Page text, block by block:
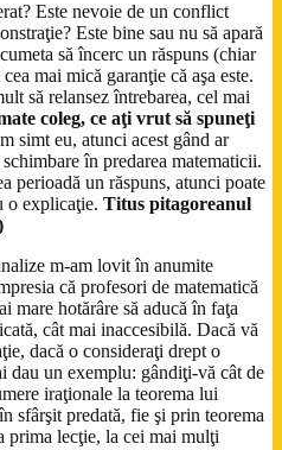
Este nevoie de un conflict
Este bine sau nu să apară
să încerc un răspuns (chiar
mai mică garanţie că aşa este.
să relansez întrebarea, cel mai
coleg, ce aţi vrut să spuneţi
simt eu, atunci acest gând ar
în predarea matematicii.
perioadă un răspuns, atunci poate
o explicaţie. Titus pitagoreanul
m-am lovit în anumite
că profesori de matematică
mare hotărâre să aducă în faţa
cât mai inaccesibilă. Dacă vă
dacă o consideraţi drept o
dau un exemplu: gândiţi-vă cât de
iraţionale la teorema lui
sfârşit predată, fie şi prin teorema
prima lecţie, la cei mai mulţi